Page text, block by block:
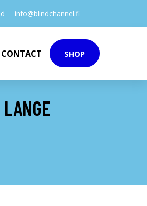
info@blindchannel.fi
CONTACT SHOP